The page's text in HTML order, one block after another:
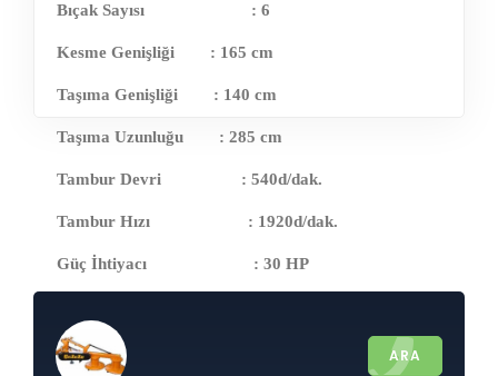
Bıçak Sayısı : 6
Kesme Genişliği : 165 cm
Taşıma Genişliği : 140 cm
Taşıma Uzunluğu : 285 cm
Tambur Devri : 540d/dak.
Tambur Hızı : 1920d/dak.
Güç İhtiyacı : 30 HP
ARA